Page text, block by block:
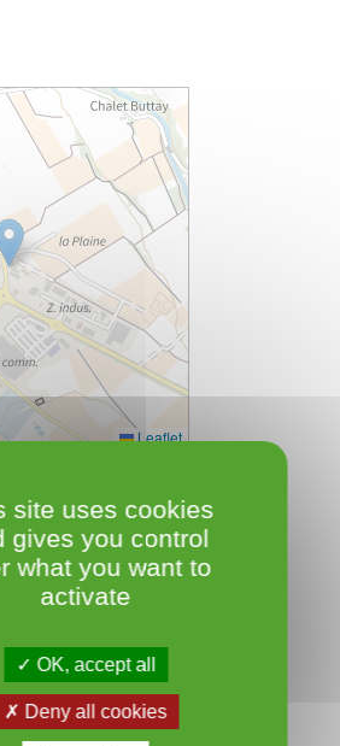
Leaflet
automobile de proximité.
site uses cookies
gives you control
what you want to
activate
OK, accept all
Deny all cookies